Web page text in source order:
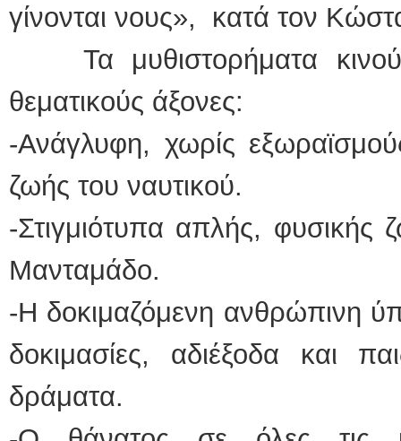
γίνονται νους», κατά τον
Τα μυθιστορήματα
θεματικούς άξονες:
-Ανάγλυφη, χωρίς
ζωής του ναυτικού.
-Στιγμιότυπα απλής, φυσικής
Μανταμάδο.
-Η δοκιμαζόμενη ανθρώπινη
δοκιμασίες, αδιέξοδα και
δράματα.